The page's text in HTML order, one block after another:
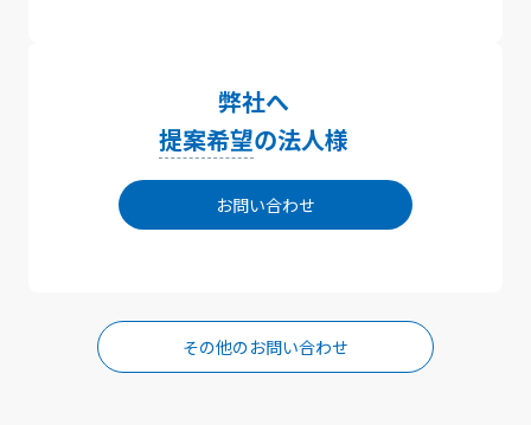
弊社へ
提案希望の法人様
お問い合わせ
その他のお問い合わせ